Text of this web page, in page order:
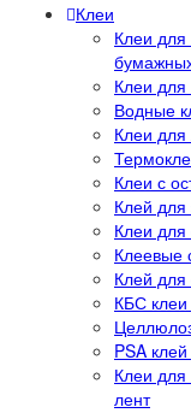
Клеи
Клеи для
Клеи для
Водные
Клеи
Клеи с
Клей для
Клеи
Клеевые
Клей
КБС
PSA
Клеи для
лент